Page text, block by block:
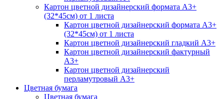
Картон цветной дизайнерский формата А3+
(32*45см) от 1 листа
Картон цветной дизайнерский формата А3+
(32*45см) от 1 листа
Картон цветной дизайнерский гладкий А3+
Картон цветной дизайнерский фактурный
А3+
Картон цветной дизайнерский
перламутровый А3+
Цветная бумага
Цветная бумага